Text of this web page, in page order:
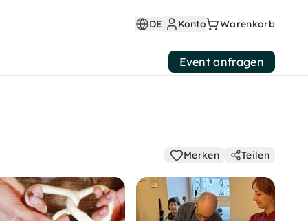
DE Konto Warenkorb
Event anfragen
Merken Teilen